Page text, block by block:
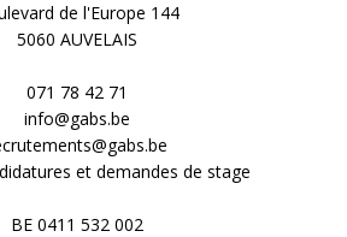
de l'Europe 144
5060 AUVELAIS
071 78 42 71
info@gabs.be
et demandes de stage
BE 0411 532 002